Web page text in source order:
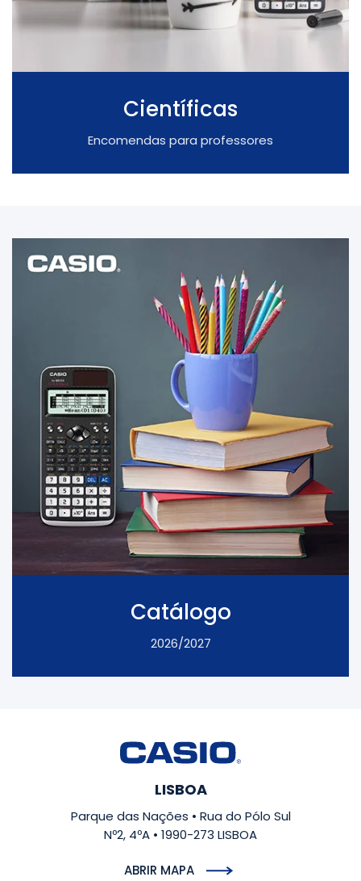
Científicas
Encomendas para professores
Catálogo
2026/2027
LISBOA
Parque das Nações • Rua do Pólo Sul
Nº2, 4ºA • 1990-273 LISBOA
ABRIR MAPA